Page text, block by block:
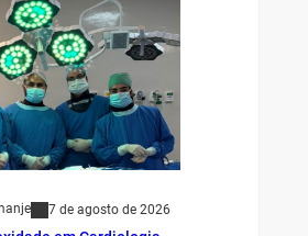
em Cardiologia